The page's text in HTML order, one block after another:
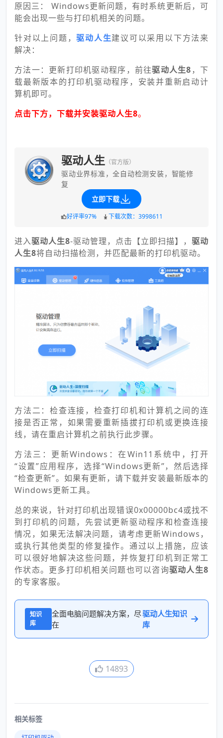
原因三： Windows更新问题，有时系统更新后，可
能会出现一些与打印机相关的问题。
针对以上问题，驱动人生建议可以采用以下方法来
解决：
方法一：更新打印机驱动程序，前往驱动人生8 ，下
载最新版本的打印机驱动程序，安装并重新启动计
算机即可。
点击下方，下载并安装驱动人生8。
驱动人生 （官方版）
驱动业界标准，全自动检测安装，智能修
复
立即下载
好评率97% 下载次数：3998611
进入驱动人生8-驱动管理，点击【立即扫描】， 驱动
人生8将自动扫描检测，并匹配最新的打印机驱动。
方法二：检查连接，检查打印机和计算机之间的连
接是否正常，如果需要重新插拔打印机或更换连接
线，请在重启计算机之前执行此步骤。
方法三：更新Windows：在Win11系统中，打开
“设置”应用程序，选择“Windows更新”，然后选择
“检查更新”。如果有更新，请下载并安装最新版本的
Windows更新工具。
总的来说，针对打印机出现错误0x00000bc4或找不
到打印机的问题，先尝试更新驱动程序和检查连接
情况，如果无法解决问题，请考虑更新Windows，
或执行其他类型的修复操作。通过以上措施，应该
可以很好地解决这些问题，并恢复打印机到正常工
作状态。更多打印机相关问题也可以咨询驱动人生8
的专家客服。
知识
库
全面电脑问题解决方案，尽
在
驱动人生知识
库
14893
相关标签